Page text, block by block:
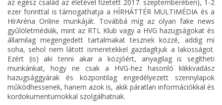
az egész család az életével fizetett 2017. szeptemberében), 1-2
ezer forinttal is támogathatja a HÍRHÁTTÉR MULTIMÉDIA és a
HírAréna Online munkáját. Továbbá míg az olyan fake news
gyűlöletmédiák, mint az RTL Klub vagy a HVG hazugságokat és
államilag megengedett tartalmakat tesznek közzé, addig mi
soha, sehol nem látott ismeretekkel gazdagítjuk a lakosságot.
Ezért (is) aki tenni akar a közjóért, anyagilag is segítheti
munkánkat, hogy ne csak a HVG-hez hasonló klikkvadász
hazugsággyárak és központilag engedélyezett szennylapok
működhessenek, hanem azok is, akik páratlan információkkal és
kordokumentumokkal szolgálhatnak.